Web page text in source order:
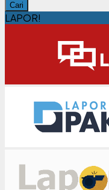
Cari
LAPOR!